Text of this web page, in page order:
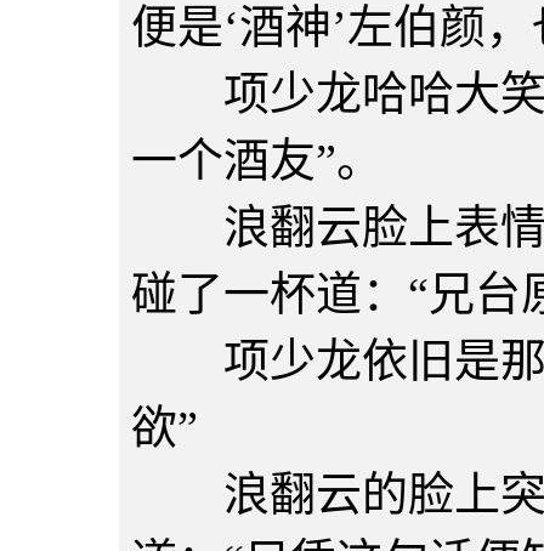
便是‘酒神’左伯颜
项少龙哈哈大笑
一个酒友”。
浪翻云脸上表情
碰了一杯道：“兄台
项少龙依旧是那
欲”
浪翻云的脸上突